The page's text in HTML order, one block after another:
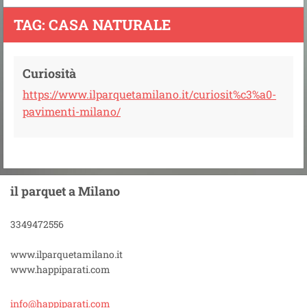
TAG: CASA NATURALE
Curiosità
https://www.ilparquetamilano.it/curiosit%c3%a0-
pavimenti-milano/
il parquet a Milano
3349472556
www.ilparquetamilano.it
www.happiparati.com
info@happiparati.com